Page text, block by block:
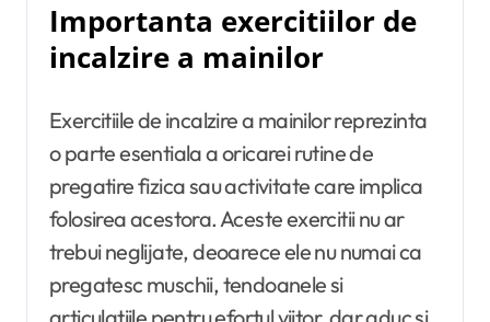
Importanta exercitiilor de
incalzire a mainilor
Exercitiile de incalzire a mainilor reprezinta
o parte esentiala a oricarei rutine de
pregatire fizica sau activitate care implica
folosirea acestora. Aceste exercitii nu ar
trebui neglijate, deoarece ele nu numai ca
pregatesc muschii, tendoanele si